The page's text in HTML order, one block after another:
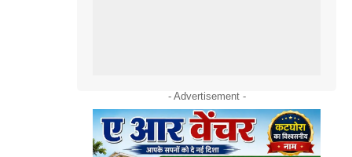
- Advertisement -